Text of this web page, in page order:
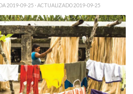
2019-09-25 · ACTUALIZADO2019-09-25